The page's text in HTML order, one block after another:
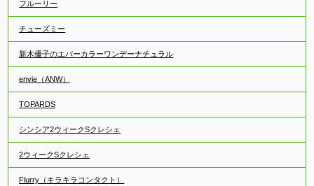
フルーリー
チューズミー
新木優子のエバーカラーワンデーナチュラル
envie（ANW）
TOPARDS
シンシア2ウィークSクレシェ
2ウィークSクレシェ
Flurry（キラキラコンタクト）